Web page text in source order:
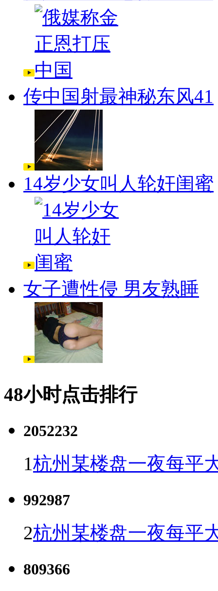
传中国射最神秘东风41
14岁少女叫人轮奸闺蜜
女子遭性侵 男友熟睡
48小时点击排行
2052232
1杭州某楼盘一夜每平
992987
2杭州某楼盘一夜每平
809366